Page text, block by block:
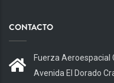
CONTACTO
Fuerza Aeroespacial
Avenida El Dorado